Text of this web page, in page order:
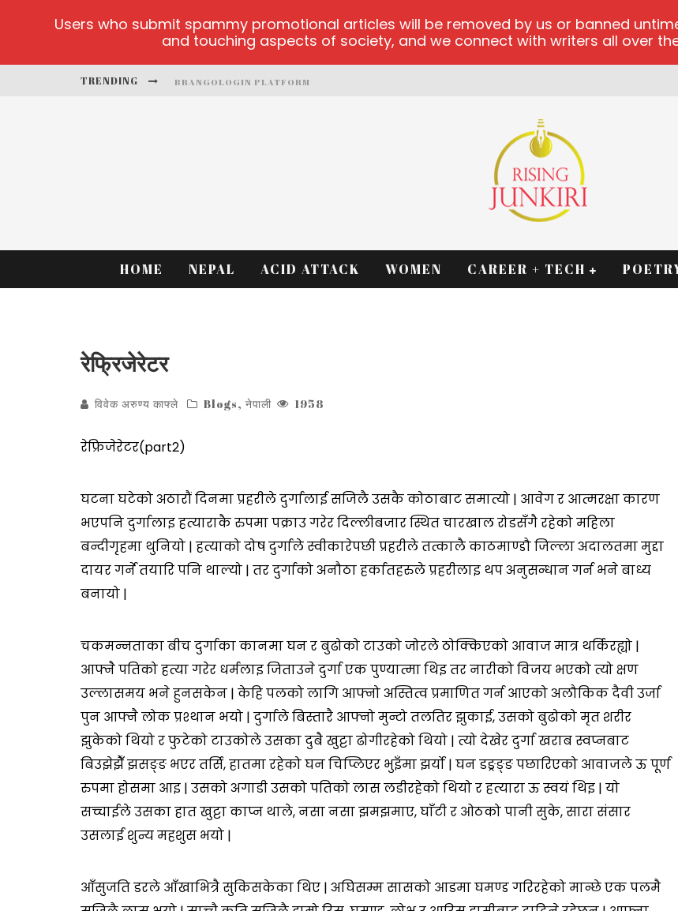
TRENDING BRANGOLOGIN PLATFORM
DEAD OR ALIVE 2 NETENT CASINO
HOME NEPAL ACID ATTACK WOMEN CAREER + TECH
रेफ्रिजेरेटर
विवेक अरुण्य काफ्ले Blogs, नेपाली 1958
रेफ्रिजेरेटर(part2)
घटना घटेको अठारौं दिनमा प्रहरीले दुर्गालाई सजिलै उसकै कोठाबाट समात्यो | आवेग र आत्मरक्षा कारण
भएपनि दुर्गालाइ हत्याराकै रुपमा पक्राउ गरेर दिल्लीबजार स्थित चारखाल रोडसँगै रहेको महिला
बन्दीगृहमा थुनियो | हत्याको दोष दुर्गाले स्वीकारेपछी प्रहरीले तत्कालै काठमाण्डौ जिल्ला अदालतमा मुद्दा
दायर गर्ने तयारि पनि थाल्यो | तर दुर्गाको अनौठा हर्कातहरुले प्रहरीलाइ थप अनुसन्धान गर्न भने बाध्य
बनायो |
चकमन्नताका बीच दुर्गाका कानमा घन र बुढोको टाउको जोरले ठोक्किएको आवाज मात्र थर्किरह्यो |
आफ्नै पतिको हत्या गरेर धर्मलाइ जिताउने दुर्गा एक पुण्यात्मा थिइ तर नारीको विजय भएको त्यो क्षण
उल्लासमय भने हुनसकेन | केहि पलको लागि आफ्नो अस्तित्व प्रमाणित गर्न आएको अलौकिक दैवी उर्जा
पुन आफ्नै लोक प्रश्थान भयो | दुर्गाले बिस्तारै आफ्नो मुन्टो तलतिर झुकाई, उसको बुढोको मृत शरीर
झुकेको थियो र फुटेको टाउकोले उसका दुबै खुट्टा ढोगीरहेको थियो | त्यो देखेर दुर्गा खराब स्वप्नबाट
बिउझेझैँ झसङ्ङ भएर तर्सि, हातमा रहेको घन चिप्लिएर भुइँमा झर्यो | घन डङ्रङ्ङ पछारिएको आवाजले ऊ पूर्ण
रुपमा होसमा आइ | उसको अगाडी उसको पतिको लास लडीरहेको थियो र हत्यारा ऊ स्वयं थिइ | यो
सच्चाईले उसका हात खुट्टा काप्न थाले, नसा नसा झमझमाए, घाँटी र ओठको पानी सुके, सारा संसार
उसलाई शुन्य महशुस भयो |
आँसुजति डरले आँखाभित्रै सुकिसकेका थिए | अघिसम्म सासको आडमा घमण्ड गरिरहेको मान्छे एक पलमै
Users who submit spammy promotional articles will be removed by us or banned
and touching aspects of society, and we connect with writers all over